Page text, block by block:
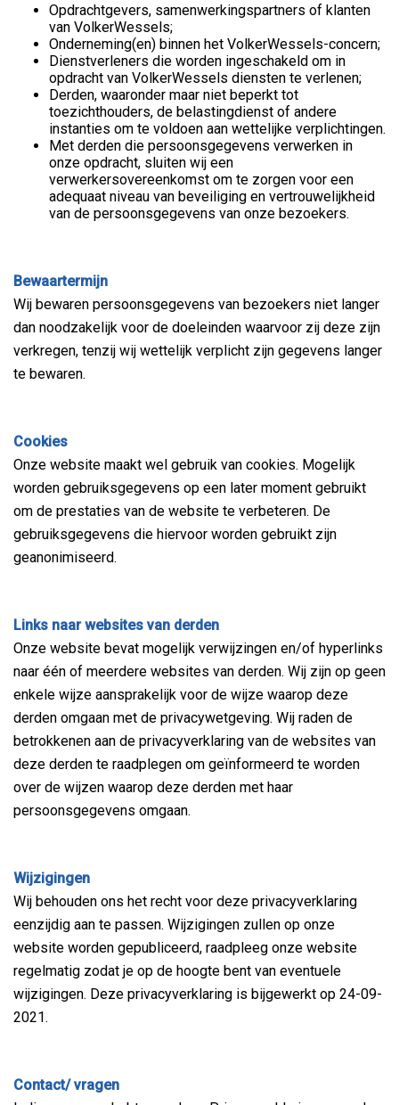
Opdrachtgevers, samenwerkingspartners of klanten
van VolkerWessels;
Onderneming(en) binnen het VolkerWessels-concern;
Dienstverleners die worden ingeschakeld om in
opdracht van VolkerWessels diensten te verlenen;
Derden, waaronder maar niet beperkt tot
toezichthouders, de belastingdienst of andere
instanties om te voldoen aan wettelijke verplichtingen.
Met derden die persoonsgegevens verwerken in
onze opdracht, sluiten wij een
verwerkersovereenkomst om te zorgen voor een
adequaat niveau van beveiliging en vertrouwelijkheid
van de persoonsgegevens van onze bezoekers.
Bewaartermijn
Wij bewaren persoonsgegevens van bezoekers niet langer
dan noodzakelijk voor de doeleinden waarvoor zij deze zijn
verkregen, tenzij wij wettelijk verplicht zijn gegevens langer
te bewaren.
Cookies
Onze website maakt wel gebruik van cookies. Mogelijk
worden gebruiksgegevens op een later moment gebruikt
om de prestaties van de website te verbeteren. De
gebruiksgegevens die hiervoor worden gebruikt zijn
geanonimiseerd.
Links naar websites van derden
Onze website bevat mogelijk verwijzingen en/of hyperlinks
naar één of meerdere websites van derden. Wij zijn op geen
enkele wijze aansprakelijk voor de wijze waarop deze
derden omgaan met de privacywetgeving. Wij raden de
betrokkenen aan de privacyverklaring van de websites van
deze derden te raadplegen om geïnformeerd te worden
over de wijzen waarop deze derden met haar
persoonsgegevens omgaan.
Wijzigingen
Wij behouden ons het recht voor deze privacyverklaring
eenzijdig aan te passen. Wijzigingen zullen op onze
website worden gepubliceerd, raadpleeg onze website
regelmatig zodat je op de hoogte bent van eventuele
wijzigingen. Deze privacyverklaring is bijgewerkt op 24-09-
2021.
Contact/ vragen